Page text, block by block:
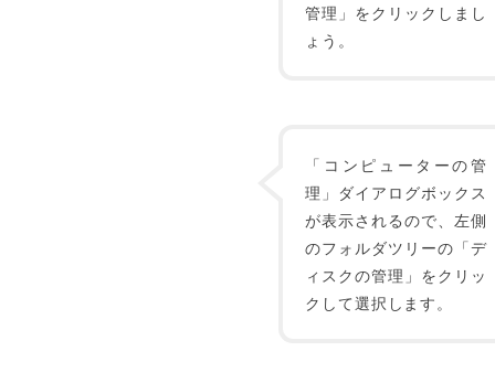
管理」をクリックしまし
ょう。
「コンピューターの管
理」ダイアログボックス
が表示されるので、左側
のフォルダツリーの「デ
ィスクの管理」をクリッ
クして選択します。